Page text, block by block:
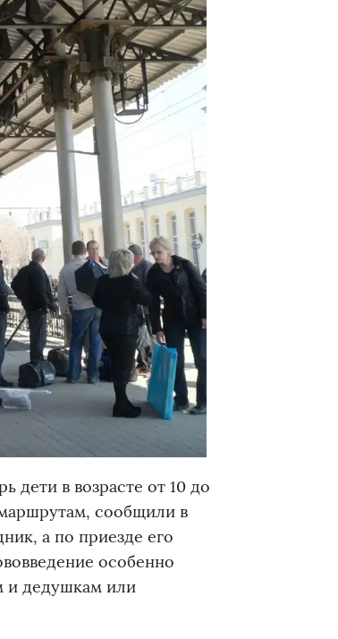
дети в возрасте от 10 до
сообщили в
а по приезде его
особенно
и дедушкам или